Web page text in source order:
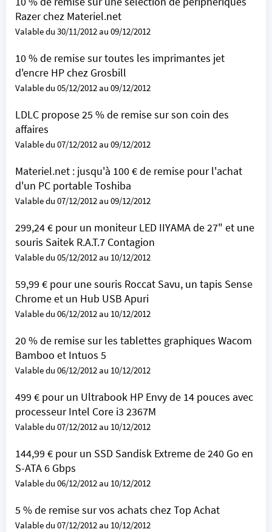
Razer chez Materiel.net
Valable du 30/11/2012 au 09/12/2012
10 % de remise sur toutes les imprimantes jet
d'encre HP chez Grosbill
Valable du 05/12/2012 au 09/12/2012
LDLC propose 25 % de remise sur son coin des
affaires
Valable du 07/12/2012 au 09/12/2012
Materiel.net : jusqu'à 100 € de remise pour l'achat
d'un PC portable Toshiba
Valable du 07/12/2012 au 09/12/2012
299,24 € pour un moniteur LED IIYAMA de 27" et une
souris Saitek R.A.T.7 Contagion
Valable du 05/12/2012 au 10/12/2012
59,99 € pour une souris Roccat Savu, un tapis Sense
Chrome et un Hub USB Apuri
Valable du 06/12/2012 au 10/12/2012
20 % de remise sur les tablettes graphiques Wacom
Bamboo et Intuos 5
Valable du 06/12/2012 au 10/12/2012
499 € pour un Ultrabook HP Envy de 14 pouces avec
processeur Intel Core i3 2367M
Valable du 07/12/2012 au 10/12/2012
144,99 € pour un SSD Sandisk Extreme de 240 Go en
S-ATA 6 Gbps
Valable du 06/12/2012 au 10/12/2012
5 % de remise sur vos achats chez Top Achat
Valable du 07/12/2012 au 10/12/2012